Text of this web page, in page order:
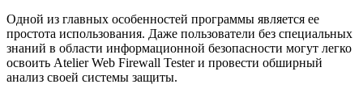
Одной из главных особенностей программы является ее
простота использования. Даже пользователи без специальных
знаний в области информационной безопасности могут легко
освоить Atelier Web Firewall Tester и провести обширный
анализ своей системы защиты.